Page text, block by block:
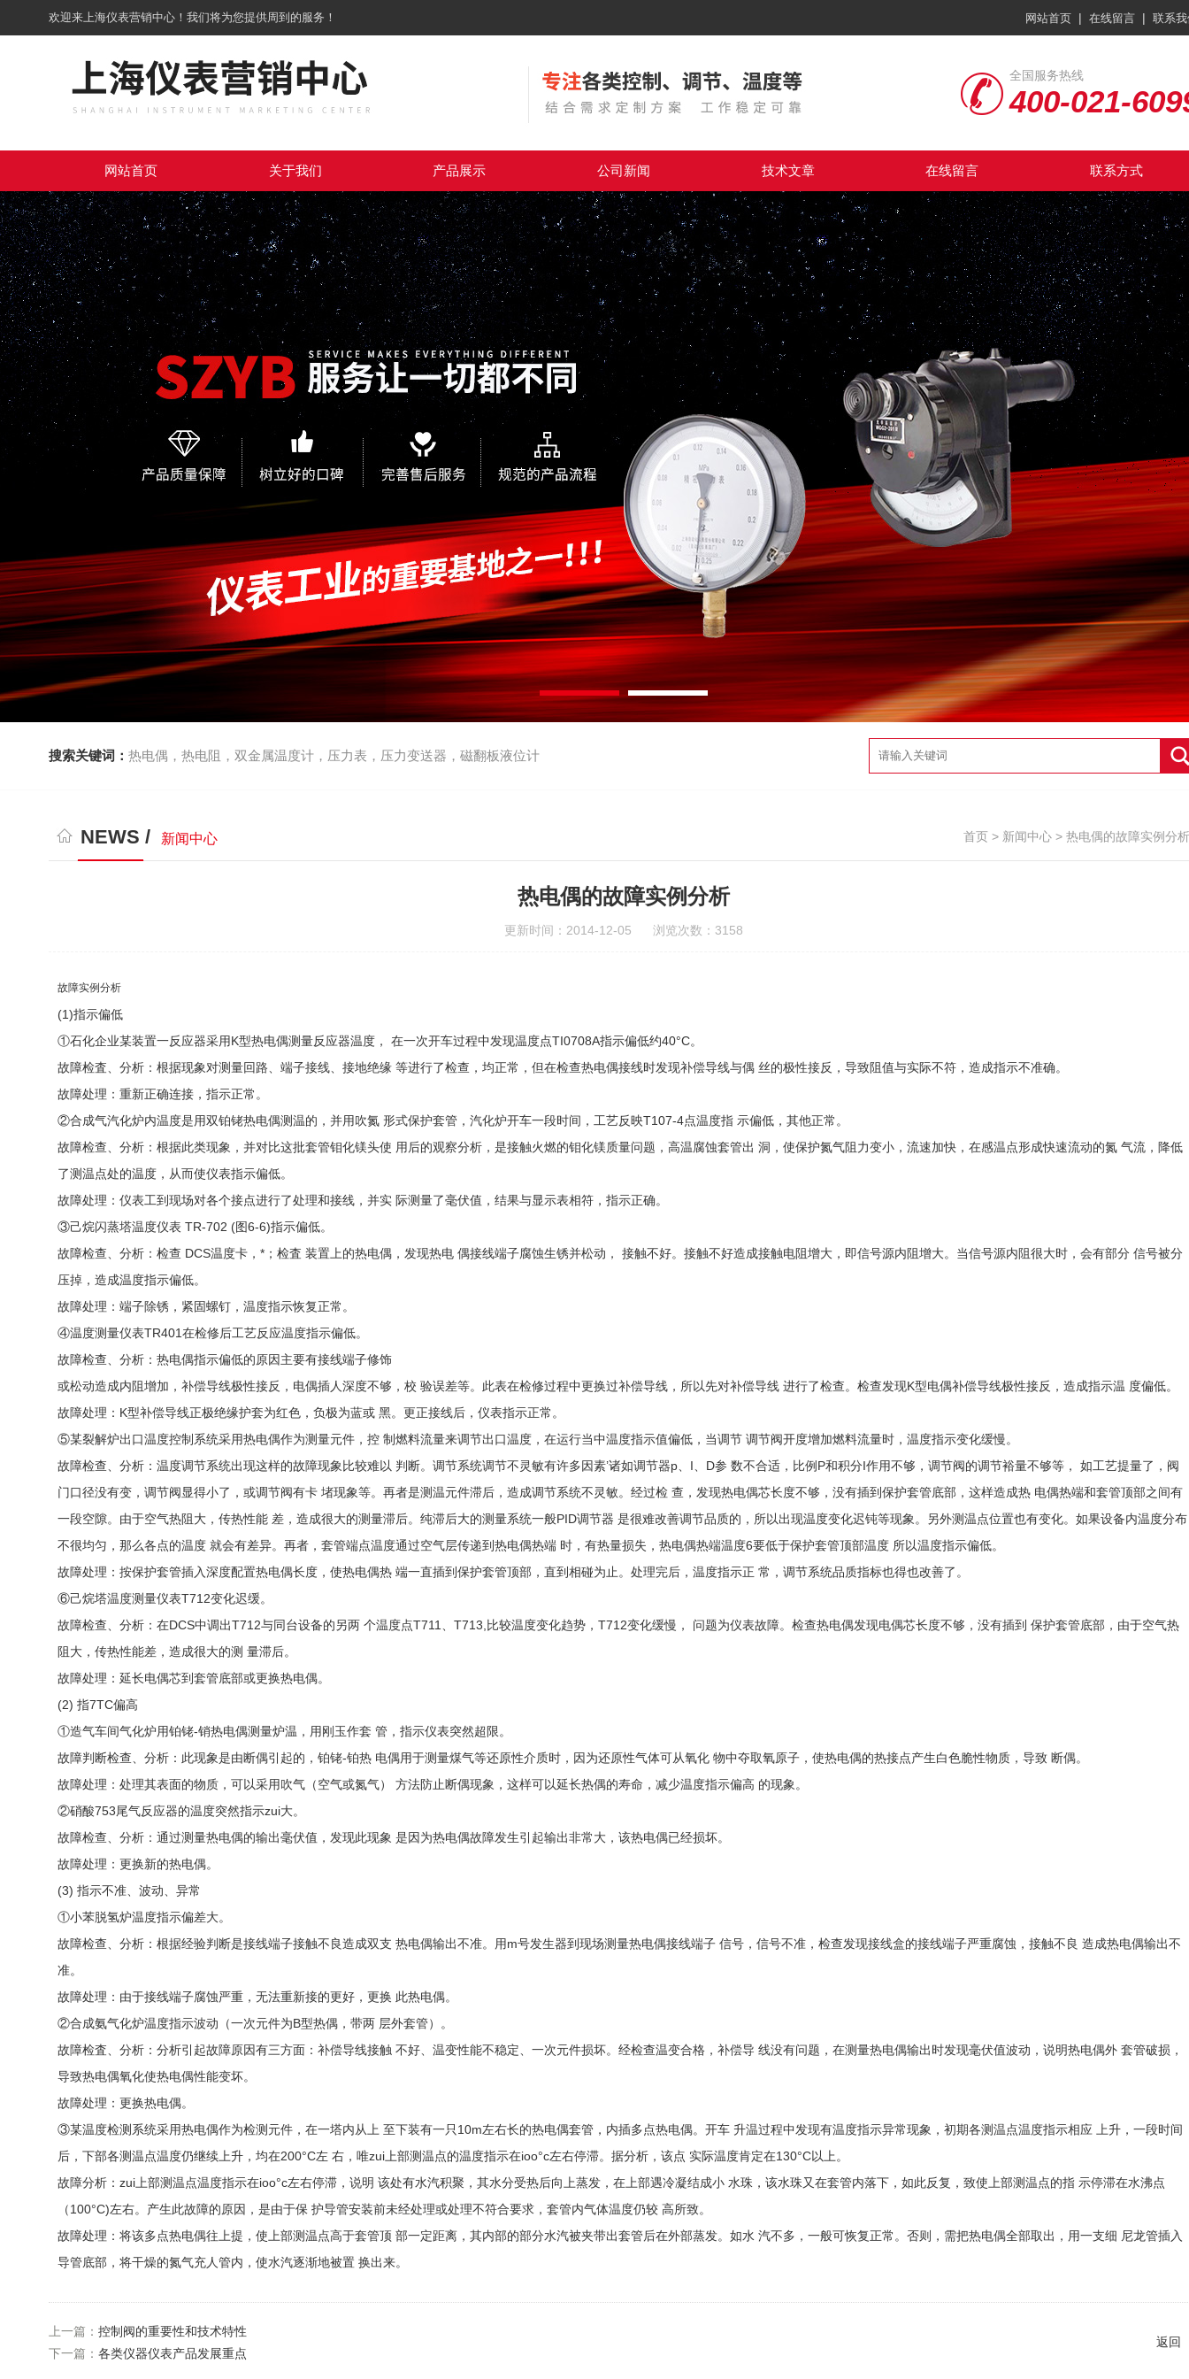
欢迎来上海仪表营销中心！我们将为您提供周到的服务！ 网站首页 | 在线留言 | 联系
全国服务热线
400-021-
网站首页 关于我们 产品展示 公司新闻 技术文章 在线留言 联系方式
搜索关键词： 热电偶，热电阻，双金属温度计，压力表，压力变送器，磁翻板液位计
NEWS / 新闻中心 首页 > 新闻中心 > 热电偶的故障实例分析
热电偶的故障实例分析
更新时间：2014-12-05 浏览次数：3158
故障实例分析
(1)指示偏低
①石化企业某装置一反应器采用K型热电偶测量反应器温度， 在一次开车过程中发现温度点TI0708A指示偏低约40°C。
故障检査、分析：根据现象对测量回路、端子接线、接地绝缘 等进行了检查，均正常，但在检查热电偶接线时发现补偿导线与偶 丝的极性接反，导致阻值与实际不符，造成指示不准确。
故障处理：重新正确连接，指示正常。
②合成气汽化炉内温度是用双铂铑热电偶测温的，并用吹氮 形式保护套管，汽化炉开车一段时间，工艺反映T107-4点温度指 示偏低，其他正常。
故障检查、分析：根据此类现象，并对比这批套管钼化镁头使 用后的观察分析，是接触火燃的钼化镁质量问题，高温腐蚀套管出 洞，使保护氮气阻力变小，流速加快，在感温点形成快速流动的氮 气流，降低
了测温点处的温度，从而使仪表指示偏低。
故障处理：仪表工到现场对各个接点进行了处理和接线，并实 际测量了毫伏值，结果与显示表相符，指示正确。
③己烷闪蒸塔温度仪表 TR-702 (图6-6)指示偏低。
故障检查、分析：检查 DCS温度卡，*；检査 装置上的热电偶，发现热电 偶接线端子腐蚀生锈并松动， 接触不好。接触不好造成接触电阻增大，即信号源内阻增大。当信号源内阻很大时，会有部分 信号被分
压掉，造成温度指示偏低。
故障处理：端子除锈，紧固螺钉，温度指示恢复正常。
④温度测量仪表TR401在检修后工艺反应温度指示偏低。
故障检查、分析：热电偶指示偏低的原因主要有接线端子修饰
或松动造成内阻增加，补偿导线极性接反，电偶插人深度不够，校 验误差等。此表在检修过程中更换过补偿导线，所以先对补偿导线 进行了检查。检查发现K型电偶补偿导线极性接反，造成指示温 度偏低。
故障处理：K型补偿导线正极绝缘护套为红色，负极为蓝或 黑。更正接线后，仪表指示正常。
⑤某裂解炉出口温度控制系统采用热电偶作为测量元件，控 制燃料流量来调节出口温度，在运行当中温度指示值偏低，当调节 调节阀开度增加燃料流量时，温度指示变化缓慢。
故障检查、分析：温度调节系统出现这样的故障现象比较难以 判断。调节系统调节不灵敏有许多因素’诸如调节器p、I、D参 数不合适，比例P和积分I作用不够，调节阀的调节裕量不够等， 如工艺提量了，阀
门口径没有变，调节阀显得小了，或调节阀有卡 堵现象等。再者是测温元件滞后，造成调节系统不灵敏。经过检 查，发现热电偶芯长度不够，没有插到保护套管底部，这样造成热 电偶热端和套管顶部之间有
一段空隙。由于空气热阻大，传热性能 差，造成很大的测量滞后。纯滞后大的测量系统一般PID调节器 是很难改善调节品质的，所以出现温度变化迟钝等现象。另外测温点位置也有变化。如果设备内温度分布
不很均匀，那么各点的温度 就会有差异。再者，套管端点温度通过空气层传递到热电偶热端 时，有热量损失，热电偶热端温度6要低于保护套管顶部温度 所以温度指示偏低。
故障处理：按保护套管插入深度配置热电偶长度，使热电偶热 端一直插到保护套管顶部，直到相碰为止。处理完后，温度指示正 常，调节系统品质指标也得也改善了。
⑥己烷塔温度测量仪表T712变化迟缓。
故障检查、分析：在DCS中调出T712与同台设备的另两 个温度点T711、T713,比较温度变化趋势，T712变化缓慢， 问题为仪表故障。检查热电偶发现电偶芯长度不够，没有插到 保护套管底部，由于空气热
阻大，传热性能差，造成很大的测 量滞后。
故障处理：延长电偶芯到套管底部或更换热电偶。
(2) 指7TC偏高
①造气车间气化炉用铂铑-销热电偶测量炉温，用刚玉作套 管，指示仪表突然超限。
故障判断检查、分析：此现象是由断偶引起的，铂铑-铂热 电偶用于测量煤气等还原性介质时，因为还原性气体可从氧化 物中夺取氧原子，使热电偶的热接点产生白色脆性物质，导致 断偶。
故障处理：处理其表面的物质，可以采用吹气（空气或氮气） 方法防止断偶现象，这样可以延长热偶的寿命，减少温度指示偏高 的现象。
②硝酸753尾气反应器的温度突然指示zui大。
故障检查、分析：通过测量热电偶的输出毫伏值，发现此现象 是因为热电偶故障发生引起输出非常大，该热电偶已经损坏。
故障处理：更换新的热电偶。
(3) 指示不准、波动、异常
①小苯脱氢炉温度指示偏差大。
故障检查、分析：根据经验判断是接线端子接触不良造成双支 热电偶输出不准。用m号发生器到现场测量热电偶接线端子 信号，信号不准，检查发现接线盒的接线端子严重腐蚀，接触不良 造成热电偶输出不
准。
故障处理：由于接线端子腐蚀严重，无法重新接的更好，更换 此热电偶。
②合成氨气化炉温度指示波动（一次元件为B型热偶，带两 层外套管）。
故障检査、分析：分析引起故障原因有三方面：补偿导线接触 不好、温变性能不稳定、一次元件损坏。经检查温变合格，补偿导 线没有问题，在测量热电偶输出时发现毫伏值波动，说明热电偶外 套管破损，
导致热电偶氧化使热电偶性能变坏。
故障处理：更换热电偶。
③某温度检测系统采用热电偶作为检测元件，在一塔内从上 至下装有一只10m左右长的热电偶套管，内插多点热电偶。开车 升温过程中发现有温度指示异常现象，初期各测温点温度指示相应 上升，一段时间
后，下部各测温点温度仍继续上升，均在200°C左 右，唯zui上部测温点的温度指示在ioo°c左右停滞。据分析，该点 实际温度肯定在130°C以上。
故障分析：zui上部测温点温度指示在ioo°c左右停滞，说明 该处有水汽积聚，其水分受热后向上蒸发，在上部遇冷凝结成小 水珠，该水珠又在套管内落下，如此反复，致使上部测温点的指 示停滞在水沸点
（100°C)左右。产生此故障的原因，是由于保 护导管安装前未经处理或处理不符合要求，套管内气体温度仍较 高所致。
故障处理：将该多点热电偶往上提，使上部测温点高于套管顶 部一定距离，其内部的部分水汽被夹带出套管后在外部蒸发。如水 汽不多，一般可恢复正常。否则，需把热电偶全部取出，用一支细 尼龙管插入
导管底部，将干燥的氮气充人管内，使水汽逐渐地被置 换出来。
上一篇： 控制阀的重要性和技术特性
下一篇： 各类仪器仪表产品发展重点
返回